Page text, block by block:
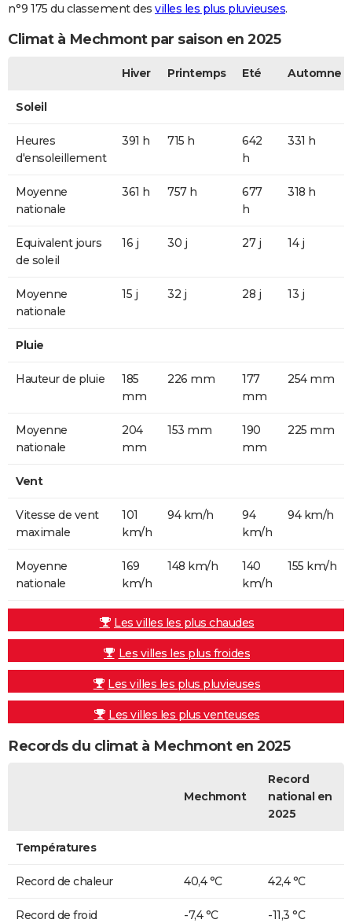
n°9 175 du classement des villes les plus pluvieuses.
Climat à Mechmont par saison en 2025
Hiver Printemps Eté Automne
Soleil
Heures
d'ensoleillement
391 h 715 h
642
h
331 h
Moyenne
nationale
361 h 757 h
677
h
318 h
Equivalent jours
de soleil
16 j 30 j 27 j 14 j
Moyenne
nationale
15 j 32 j 28 j 13 j
Pluie
Hauteur de pluie
185
mm
226 mm
177
mm
254 mm
Moyenne
nationale
204
mm
153 mm
190
mm
225 mm
Vent
Vitesse de vent
maximale
101
km/h
94 km/h
94
km/h
94 km/h
Moyenne
nationale
169
km/h
148 km/h
140
km/h
155 km/h
Les villes les plus chaudes
Les villes les plus froides
Les villes les plus pluvieuses
Les villes les plus venteuses
Records du climat à Mechmont en 2025
Mechmont
Record
national en
2025
Températures
Record de chaleur 40,4 °C 42,4 °C
Record de froid -7,4 °C -11,3 °C